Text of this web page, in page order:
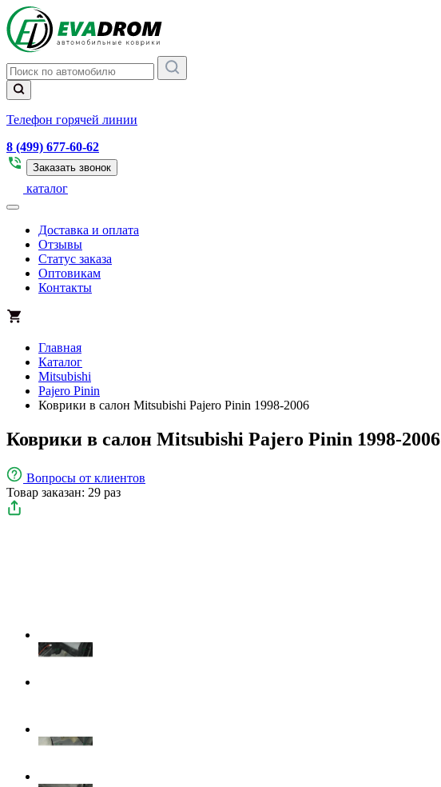
Телефон горячей линии
8 (499) 677-60-62
Заказать звонок
каталог
Доставка и оплата
Отзывы
Статус заказа
Оптовикам
Контакты
Главная
Каталог
Mitsubishi
Pajero Pinin
Коврики в салон Mitsubishi Pajero Pinin 1998-2006
Коврики в салон Mitsubishi Pajero Pinin 1998-2006
Вопросы от клиентов
Товар заказан: 29 раз